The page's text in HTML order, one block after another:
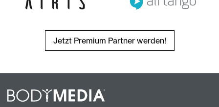
Jetzt Premium Partner werden!